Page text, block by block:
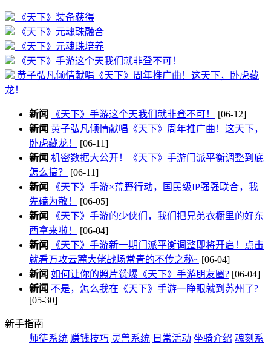
《天下》装备获得
《天下》元魂珠融合
《天下》元魂珠培养
《天下》手游这个天我们就非登不可！
黄子弘凡倾情献唱《天下》周年推广曲！这天下，卧虎藏
龙！
新闻 《天下》手游这个天我们就非登不可！
[06-12]
新闻 黄子弘凡倾情献唱《天下》周年推广曲！这天下，
卧虎藏龙！
[06-11]
新闻 机密数据大公开！《天下》手游门派平衡调整到底
怎么搞？
[06-11]
新闻
《天下》手游×荒野行动，国民级IP强强联合，我
先磕为敬！
[06-05]
新闻
《天下》手游的少侠们，我们把兄弟衣橱里的好东
西拿来啦！
[06-04]
新闻
《天下》手游新一期门派平衡调整即将开启！点击
就看万攻云麓大佬战场常青的不传之秘~ [06-04]
新闻 如何让你的照片赞爆《天下》手游朋友圈? [06-04]
新闻 不是，怎么我在《天下》手游一睁眼就到苏州了?
[05-30]
新手指南
师徒系统 赚钱技巧 灵兽系统 日常活动 坐骑介绍 魂刻系